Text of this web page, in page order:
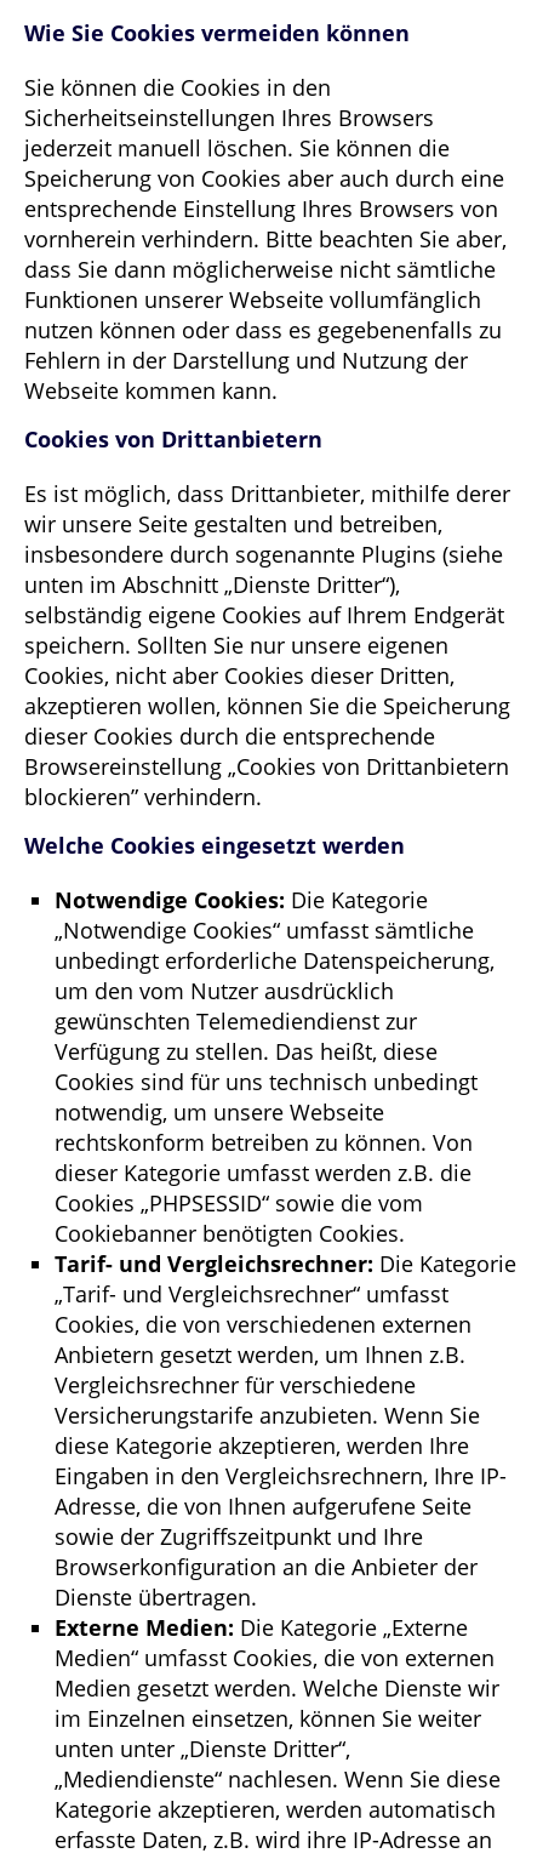
Wie Sie Cookies vermeiden können
Sie können die Cookies in den
Sicherheitseinstellungen Ihres Browsers
jederzeit manuell löschen. Sie können die
Speicherung von Cookies aber auch durch eine
entsprechende Einstellung Ihres Browsers von
vornherein verhindern. Bitte beachten Sie aber,
dass Sie dann möglicherweise nicht sämtliche
Funktionen unserer Webseite vollumfänglich
nutzen können oder dass es gegebenenfalls zu
Fehlern in der Darstellung und Nutzung der
Webseite kommen kann.
Cookies von Drittanbietern
Es ist möglich, dass Drittanbieter, mithilfe derer
wir unsere Seite gestalten und betreiben,
insbesondere durch sogenannte Plugins (siehe
unten im Abschnitt „Dienste Dritter“),
selbständig eigene Cookies auf Ihrem Endgerät
speichern. Sollten Sie nur unsere eigenen
Cookies, nicht aber Cookies dieser Dritten,
akzeptieren wollen, können Sie die Speicherung
dieser Cookies durch die entsprechende
Browsereinstellung „Cookies von Drittanbietern
blockieren” verhindern.
Welche Cookies eingesetzt werden
Notwendige Cookies: Die Kategorie
„Notwendige Cookies“ umfasst sämtliche
unbedingt erforderliche Datenspeicherung,
um den vom Nutzer ausdrücklich
gewünschten Telemediendienst zur
Verfügung zu stellen. Das heißt, diese
Cookies sind für uns technisch unbedingt
notwendig, um unsere Webseite
rechtskonform betreiben zu können. Von
dieser Kategorie umfasst werden z.B. die
Cookies „PHPSESSID“ sowie die vom
Cookiebanner benötigten Cookies.
Tarif- und Vergleichsrechner: Die Kategorie
„Tarif- und Vergleichsrechner“ umfasst
Cookies, die von verschiedenen externen
Anbietern gesetzt werden, um Ihnen z.B.
Vergleichsrechner für verschiedene
Versicherungstarife anzubieten. Wenn Sie
diese Kategorie akzeptieren, werden Ihre
Eingaben in den Vergleichsrechnern, Ihre IP-
Adresse, die von Ihnen aufgerufene Seite
sowie der Zugriffszeitpunkt und Ihre
Browserkonfiguration an die Anbieter der
Dienste übertragen.
Externe Medien: Die Kategorie „Externe
Medien“ umfasst Cookies, die von externen
Medien gesetzt werden. Welche Dienste wir
im Einzelnen einsetzen, können Sie weiter
unten unter „Dienste Dritter“,
„Mediendienste“ nachlesen. Wenn Sie diese
Kategorie akzeptieren, werden automatisch
erfasste Daten, z.B. wird ihre IP-Adresse an